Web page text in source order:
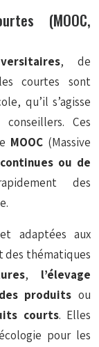
(MOOC,
, de
courtes sont
qu’il s’agisse
Ces
MOOC (Massive
ou de
des
adaptées aux
des thématiques
, l’élevage
produits ou
courts. Elles
pour les